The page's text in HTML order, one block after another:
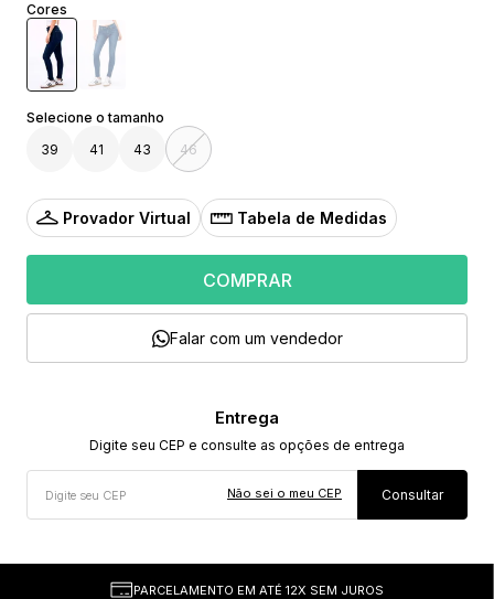
Cores
39 41 43 46
Provador Virtual Tabela de Medidas
COMPRAR
Falar com um vendedor
Não sei o meu CEP
PARCELAMENTO EM ATÉ 12X SEM JUROS